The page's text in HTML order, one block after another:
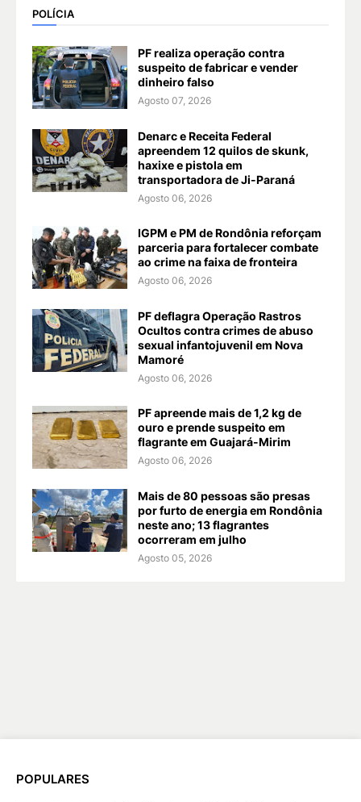
POLÍCIA
PF realiza operação contra
suspeito de fabricar e vender
dinheiro falso
Agosto 07, 2026
Denarc e Receita Federal
apreendem 12 quilos de skunk,
haxixe e pistola em
transportadora de Ji-Paraná
Agosto 06, 2026
IGPM e PM de Rondônia reforçam
parceria para fortalecer combate
ao crime na faixa de fronteira
Agosto 06, 2026
PF deflagra Operação Rastros
Ocultos contra crimes de abuso
sexual infantojuvenil em Nova
Mamoré
Agosto 06, 2026
PF apreende mais de 1,2 kg de
ouro e prende suspeito em
flagrante em Guajará-Mirim
Agosto 06, 2026
Mais de 80 pessoas são presas
por furto de energia em Rondônia
neste ano; 13 flagrantes
ocorreram em julho
Agosto 05, 2026
POPULARES